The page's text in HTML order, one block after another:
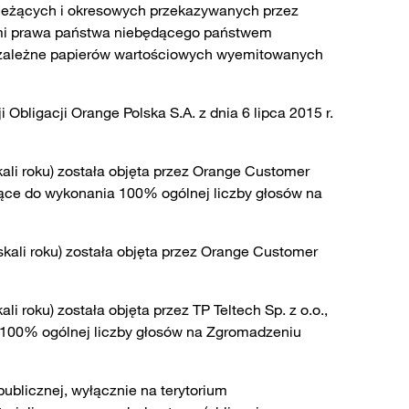
i okresowych przekazywanych przez
prawa państwa niebędącego państwem
papierów wartościowych wyemitowanych
Orange Polska S.A. z dnia 6 lipca 2015 r.
roku) została objęta przez Orange Customer
do wykonania 100% ogólnej liczby głosów na
roku) została objęta przez Orange Customer
roku) została objęta przez TP Teltech Sp. z o.o.,
ogólnej liczby głosów na Zgromadzeniu
wyłącznie na terytorium